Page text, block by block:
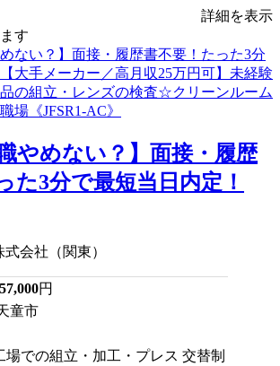
詳細を表示
す
やめない？】面接・履歴
た3分で最短当日内定！
会社（関東）
円
童市
場での組立・加工・プレス 交替制